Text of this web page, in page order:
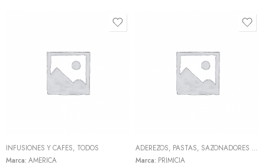
INFUSIONES Y CAFES, TODOS
Marca: AMERICA
ADEREZOS, PASTAS, SAZONADORES Y CONDIMENTOS
Marca: PRIMICIA